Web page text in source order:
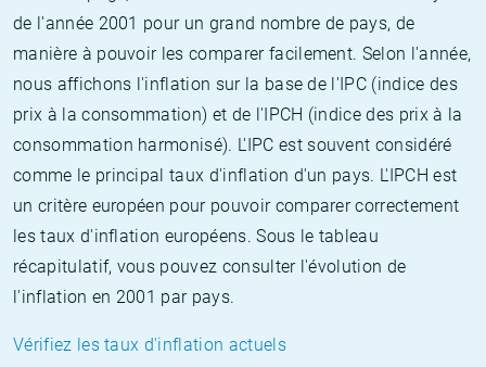
de l'année 2001 pour un grand nombre de pays, de
manière à pouvoir les comparer facilement. Selon l'année,
nous affichons l'inflation sur la base de l'IPC (indice des
prix à la consommation) et de l'IPCH (indice des prix à la
consommation harmonisé). L'IPC est souvent considéré
comme le principal taux d'inflation d'un pays. L'IPCH est
un critère européen pour pouvoir comparer correctement
les taux d'inflation européens. Sous le tableau
récapitulatif, vous pouvez consulter l'évolution de
l'inflation en 2001 par pays.
Vérifiez les taux d'inflation actuels